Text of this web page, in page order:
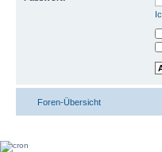
Foren-Übersicht